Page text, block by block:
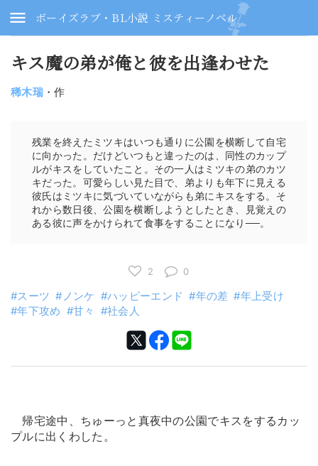
ボーイズラブ・BL小説 ミスティーノベル
キス魔の弟が俺と彼を出逢わせた
稀木瑞・作
残業を終えたミツキはいつも通りに公園を横断して自宅
に向かった。だけどいつもと違ったのは、同性のカップ
ルがキスをしていたこと。その一人はミツキの弟のカツ
キだった。可愛らしい見た目で、弟よりも年下に見える
彼氏はミツキに気づいていながらも弟にキスをする。そ
れから数日後、公園を横断しようとしたとき、見覚えの
ある彼に声をかけられて食事をすることになり──。
2 0
スーツ ノンケ ハッピーエンド 年の差
年上受け
年下攻め
甘々 社会人
帰宅途中、ちゅーっと真夜中の公園でキスをするカッ
プルに出くわした。